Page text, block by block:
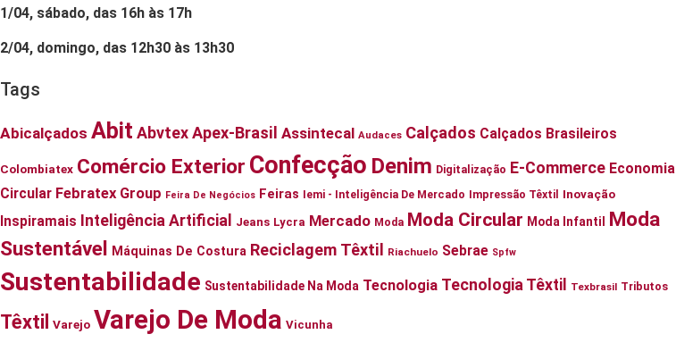
1/04, sábado, das 16h às 17h
2/04, domingo, das 12h30 às 13h30
Tags
Abicalçados Abit AbvtexApex-Brasil Assintecal Audaces Calçados Calçados Brasileiros
Colombiatex Comércio Exterior Confecção Denim Digitalização E-Commerce Economia
Circular Febratex Group Feira De Negócios Feiras Iemi - Inteligência De Mercado Impressão Têxtil Inovação
Inspiramais Inteligência Artificial Jeans Lycra Mercado Moda Moda Circular Moda Infantil
Moda
Sustentável
Máquinas De Costura Reciclagem Têxtil Riachuelo Sebrae Spfw
Sustentabilidade Sustentabilidade Na Moda Tecnologia Tecnologia Têxtil Texbrasil Tributos
Têxtil Varejo Varejo De Moda Vicunha